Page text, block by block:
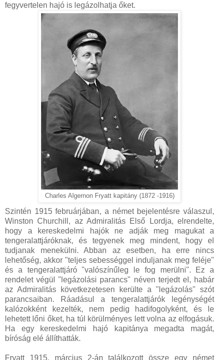
fegyvertelen hajó is legázolhatja őket.
Charles Algernon Fryatt kapitány (1872 -1916)
Szintén 1915 februárjában, a német bejelentésre válaszul,
Winston Churchill, az Admiralitás Első Lordja, elrendelte,
hogy a kereskedelmi hajók ne adják meg magukat a
tengeralattjáróknak, és tegyenek meg mindent, hogy el
tudjanak menekülni. Abban az esetben, ha erre nincs
lehetőség, akkor "teljes sebességgel induljanak meg feléje"
és a tengeralattjáró "valószínűleg le fog merülni". Ez a
rendelet végül "legázolási parancs" néven terjedt el, habár
az Admiralitás következetesen kerülte a "legázolás" szót
parancsaiban. Ráadásul a tengeralattjárók legénységét
kalózokként kezelték, nem pedig hadifogolyként, és le
lehetett lőni őket, ha túl körülményes lett volna az elfogásuk.
Ha egy kereskedelmi hajó kapitánya megadta magát,
bíróság elé állíthatták.
Fryatt 1915. március 2-án találkozott össze egy német